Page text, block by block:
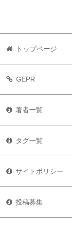
トップページ
GEPR
著者一覧
タグ一覧
サイトポリシー
投稿募集